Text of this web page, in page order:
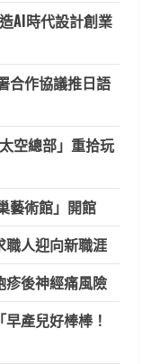
AI時代設計創業
合作協議推日語
空總部」重拾玩
藝術館」開館
人迎向新職涯
後神經痛風險
產兒好棒棒！